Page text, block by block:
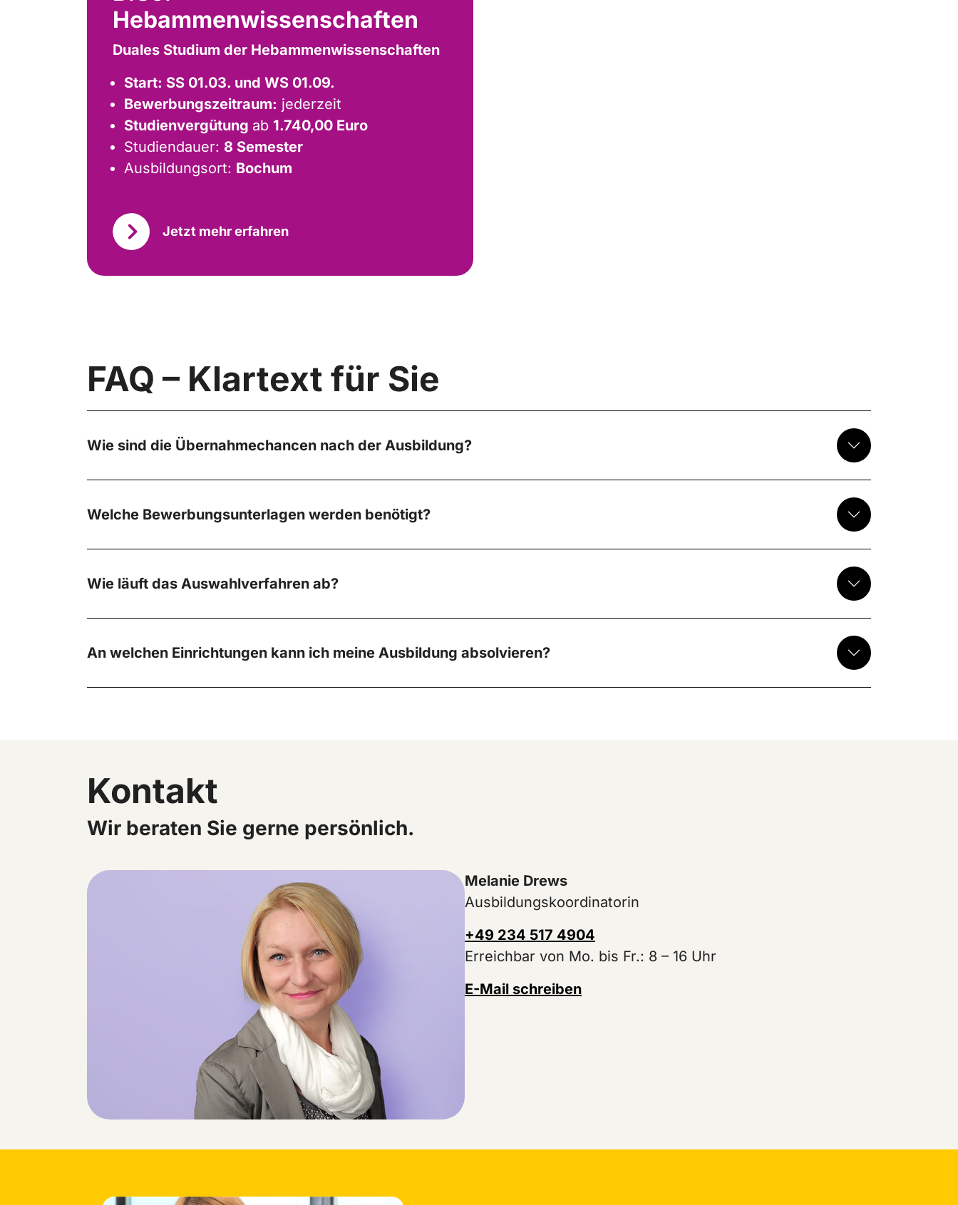
Hebammenwissenschaften
Duales Studium der Hebammenwissenschaften
Start: SS 01.03. und WS 01.09.
Bewerbungszeitraum: jederzeit
Studienvergütung ab 1.740,00 Euro
Studiendauer: 8 Semester
Ausbildungsort: Bochum
Jetzt mehr erfahren
FAQ – Klartext für Sie
Wie sind die Übernahmechancen nach der Ausbildung?
Welche Bewerbungsunterlagen werden benötigt?
Wie läuft das Auswahlverfahren ab?
An welchen Einrichtungen kann ich meine Ausbildung absolvieren?
Kontakt
Wir beraten Sie gerne persönlich.
Melanie Drews
Ausbildungskoordinatorin
+49 234 517 4904
Erreichbar von Mo. bis Fr.: 8 – 16 Uhr
E-Mail schreiben